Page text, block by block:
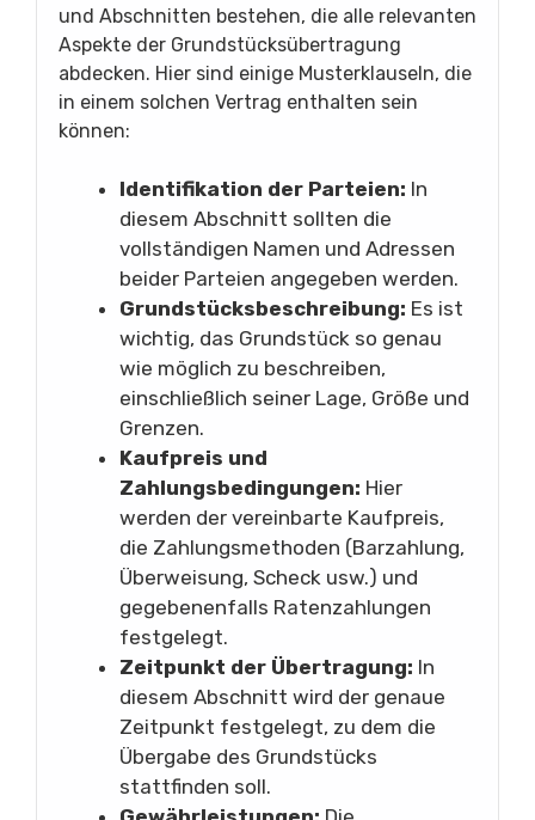
und Abschnitten bestehen, die alle relevanten
Aspekte der Grundstücksübertragung
abdecken. Hier sind einige Musterklauseln, die
in einem solchen Vertrag enthalten sein
können:
Identifikation der Parteien: In
diesem Abschnitt sollten die
vollständigen Namen und Adressen
beider Parteien angegeben werden.
Grundstücksbeschreibung: Es ist
wichtig, das Grundstück so genau
wie möglich zu beschreiben,
einschließlich seiner Lage, Größe und
Grenzen.
Kaufpreis und
Zahlungsbedingungen: Hier
werden der vereinbarte Kaufpreis,
die Zahlungsmethoden (Barzahlung,
Überweisung, Scheck usw.) und
gegebenenfalls Ratenzahlungen
festgelegt.
Zeitpunkt der Übertragung: In
diesem Abschnitt wird der genaue
Zeitpunkt festgelegt, zu dem die
Übergabe des Grundstücks
stattfinden soll.